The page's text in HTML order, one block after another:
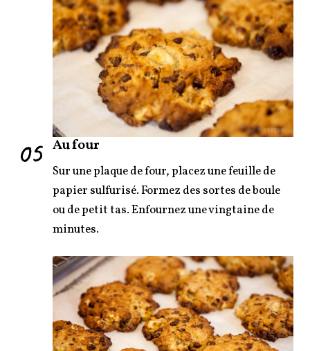
05 Au four
Sur une plaque de four, placez une feuille de
papier sulfurisé. Formez des sortes de boule
ou de petit tas. Enfournez une vingtaine de
minutes.